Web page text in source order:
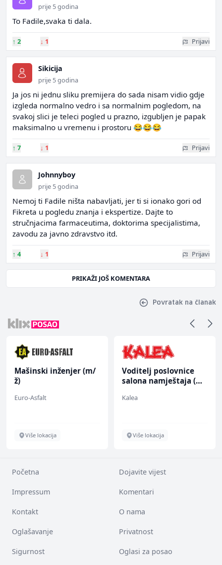
prije 5 godina
To Fadile,svaka ti dala.
↑ 2 ↓ 1 Prijavi
Sikicija
prije 5 godina
Ja jos ni jednu sliku premijera do sada nisam vidio gdje
izgleda normalno vedro i sa normalnim pogledom, na
svakoj slici je teleci pogled u prazno, izgubljen je papak
maksimalno u vremenu i prostoru 😂😂😂
↑ 7 ↓ 1 Prijavi
Johnnyboy
prije 5 godina
Nemoj ti Fadile ništa nabavljati, jer ti si ionako gori od
Fikreta u pogledu znanja i ekspertize. Dajte to
stručnjacima farmaceutima, doktorima specijalistima,
zavodu za javno zdravstvo itd.
↑ 4 ↓ 1 Prijavi
PRIKAŽI JOŠ KOMENTARA
Povratak na članak
Mašinski inženjer (m/
ž)
Euro-Asfalt
Više lokacija
Voditelj poslovnice
salona namještaja (m/
Kalea
Više lokacija
Početna Dojavite vijest
Impressum Komentari
Kontakt O nama
Oglašavanje Privatnost
Sigurnost Oglasi za posao